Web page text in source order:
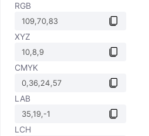
RGB
XYZ
CMYK
LAB
LCH